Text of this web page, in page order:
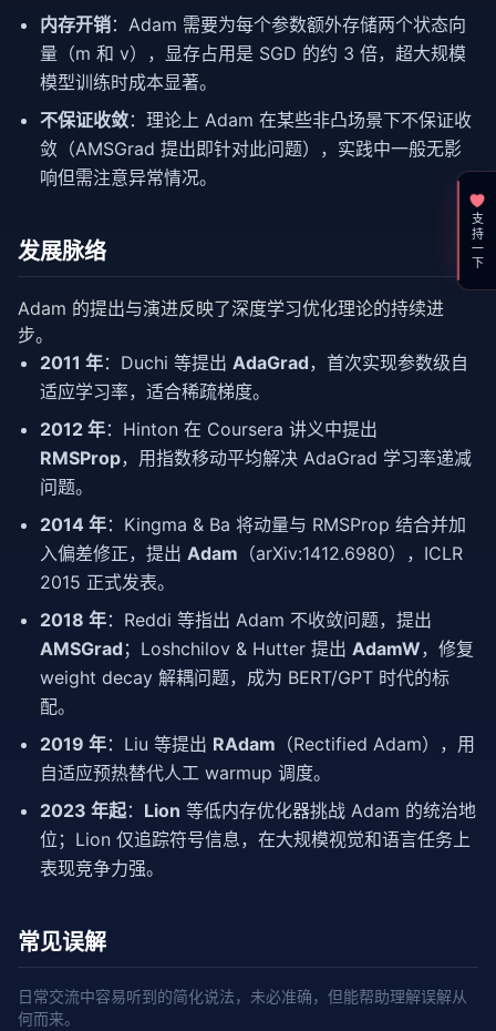
内存开销：Adam 需要为每个参数额外存储两个状态向
量（m 和 v），显存占用是 SGD 的约 3 倍，超大规模
模型训练时成本显著。
不保证收敛：理论上 Adam 在某些非凸场景下不保证收
敛（AMSGrad 提出即针对此问题），实践中一般无影
响但需注意异常情况。
发展脉络
Adam 的提出与演进反映了深度学习优化理论的持续进
步。
2011 年：Duchi 等提出 AdaGrad，首次实现参数级自
适应学习率，适合稀疏梯度。
2012 年：Hinton 在 Coursera 讲义中提出
RMSProp，用指数移动平均解决 AdaGrad 学习率递减
问题。
2014 年：Kingma & Ba 将动量与 RMSProp 结合并加
入偏差修正，提出 Adam （arXiv:1412.6980），ICLR
2015 正式发表。
2018 年：Reddi 等指出 Adam 不收敛问题，提出
AMSGrad ；Loshchilov & Hutter 提出 AdamW，修复
weight decay 解耦问题，成为 BERT/GPT 时代的标
配。
2019 年：Liu 等提出 RAdam （Rectified Adam），用
自适应预热替代人工 warmup 调度。
2023 年起： Lion 等低内存优化器挑战 Adam 的统治地
位；Lion 仅追踪符号信息，在大规模视觉和语言任务上
表现竞争力强。
常见误解
日常交流中容易听到的简化说法，未必准确，但能帮助理解误解从
何而来。
支持一下